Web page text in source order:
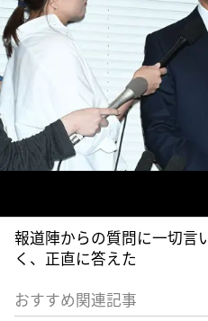
報道陣からの質問に一切言
く、正直に答えた
おすすめ関連記事